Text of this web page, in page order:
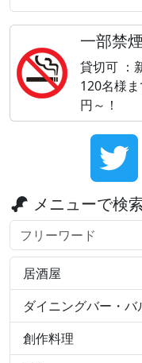
一部禁煙
貸切可 ：
120名様
円～！
メニューで検
検索ワード
居酒屋
ダイニングバー・バ
創作料理